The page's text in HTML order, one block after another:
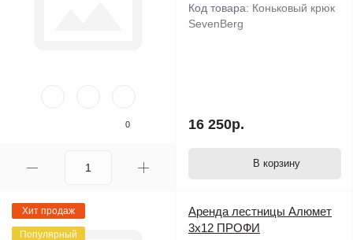
0
Код товара: Коньковый крюк
SevenBerg
16 250р.
В корзину
Хит продаж
Популярный
Аренда лестницы Алюмет
3х12 ПРОФИ